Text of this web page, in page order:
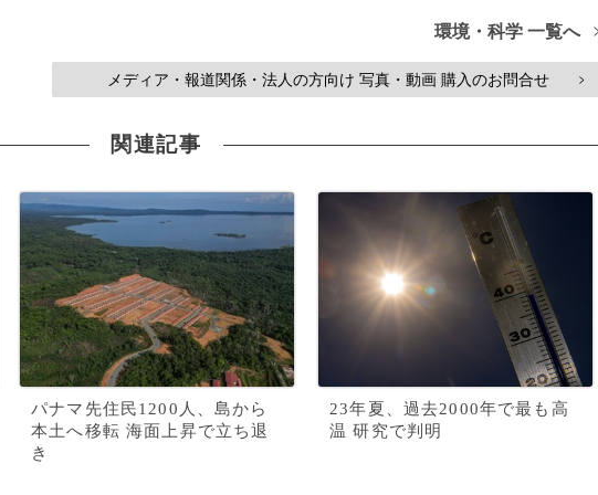
環境・科学 一覧へ
メディア・報道関係・法人の方向け 写真・動画 購入のお問合せ >
関連記事
パナマ先住民1200人、島から
本土へ移転 海面上昇で立ち退
き
23年夏、過去2000年で最も高
温 研究で判明